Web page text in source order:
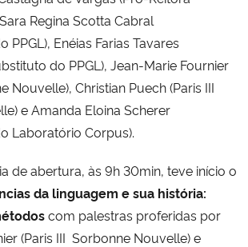
Regina Scotta Cabral
PPGL), Enéias Farias Tavares
do PPGL), Jean-Marie Fournier
Nouvelle), Christian Puech (Paris III 
e Amanda Eloina Scherer
Laboratório Corpus).
de abertura, às 9h 30min, teve início o
da linguagem e sua história:
com palestras proferidas por
(Paris III  Sorbonne Nouvelle) e